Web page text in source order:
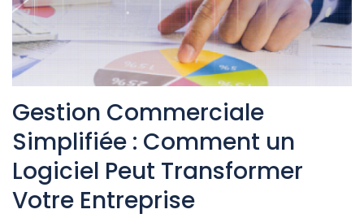
Gestion Commerciale
Simplifiée : Comment un
Logiciel Peut Transformer
Votre Entreprise